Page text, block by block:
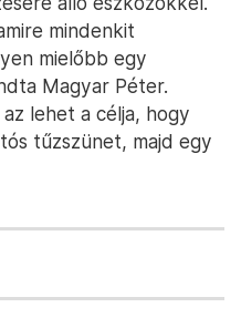
mindenkit
mielőbb egy
Magyar Péter.
lehet a célja, hogy
tűzszünet, majd egy